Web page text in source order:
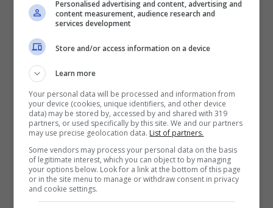
del durissimo concorso per guidare la
ripartizione tecnica del comune vesuviano
ed è facile ipotizzare che resti laddove si
trova dopo aver vinto lo scorso anno la prova
concorsuale che vide D’Orazio piazzarsi –
come detto – terzo. D’Orazio se ha accettato
di lasciare il comune di Gaeta – dove aveva un
incarico fiduciario a tempo determinato di tre
anni – è perché pensa di ambire di svolgere
ruoli apicali più significativi al comune di
Personalised advertising and content, advertising and
content measurement, audience research and
services development
Store and/or access information on a device
Learn more
Your personal data will be processed and information from
your device (cookies, unique identifiers, and other device
data) may be stored by, accessed by and shared with 319
partners, or used specifically by this site. We and our partners
may use precise geolocation data. List of partners.
Some vendors may process your personal data on the basis
of legitimate interest, which you can object to by managing
your options below. Look for a link at the bottom of this page
or in the site menu to manage or withdraw consent in privacy
and cookie settings.